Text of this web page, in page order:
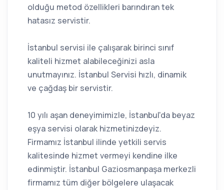
olduğu metod özellikleri barındıran tek
hatasız servistir.
İstanbul servisi ile çalışarak birinci sınıf
kaliteli hizmet alabileceğinizi asla
unutmayınız. İstanbul Servisi hızlı, dinamik
ve çağdaş bir servistir.
10 yılı aşan deneyimimizle, İstanbul'da beyaz
eşya servisi olarak hizmetinizdeyiz.
Firmamız İstanbul ilinde yetkili servis
kalitesinde hizmet vermeyi kendine ilke
edinmiştir. İstanbul Gaziosmanpaşa merkezli
firmamız tüm diğer bölgelere ulaşacak